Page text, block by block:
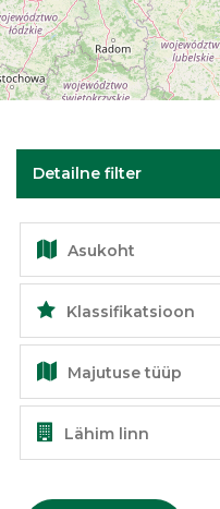
Detailne filter
Asukoht
Klassifikatsioon
Majutuse tüüp
Lähim linn